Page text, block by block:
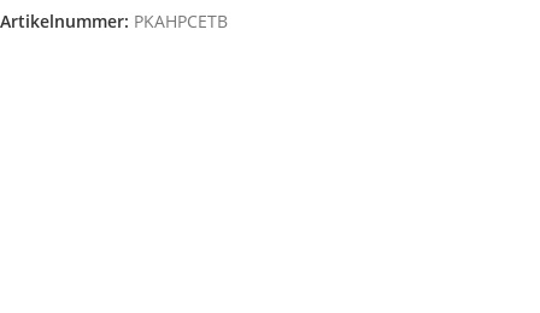
Artikelnummer: PKAHPCETB